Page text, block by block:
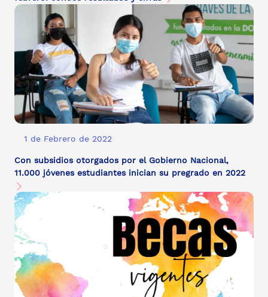
1 de Febrero de 2022
Con subsidios otorgados por el Gobierno Nacional,
11.000 jóvenes estudiantes inician su pregrado en 2022